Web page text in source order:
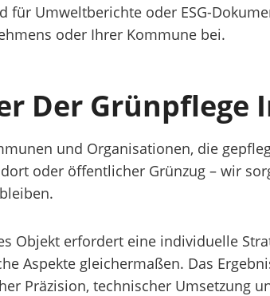
Umweltberichte oder ESG-
oder Ihrer Kommune bei.
Der Grünpflege
und Organisationen, die
oder öffentlicher Grünzug – wir
Objekt erfordert eine individuelle
Aspekte gleichermaßen. Das
Präzision, technischer Umsetzung